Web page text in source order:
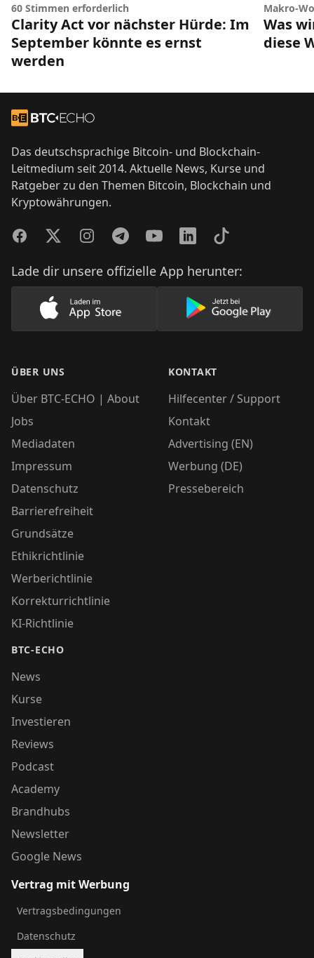
60 Stimmen erforderlich
Clarity Act vor nächster Hürde: Im
September könnte es ernst
werden
Makro-
Was
diese
Zur Startseite
Das deutschsprachige Bitcoin- und Blockchain-
Leitmedium seit 2014. Aktuelle News, Kurse und
Ratgeber zu den Themen Bitcoin, Blockchain und
Kryptowährungen.
FacebookTwitterInstagramTelegramYouTubeLinkedInTikTok
Lade dir unsere offizielle App herunter:
Lade unsere App im AppStore herunter
Lade unsere
ÜBER UNS
Über BTC-ECHO | About
Jobs
Mediadaten
Impressum
Datenschutz
Barrierefreiheit
Grundsätze
Ethikrichtlinie
Werberichtlinie
Korrekturrichtlinie
KI-Richtlinie
BTC-ECHO
News
Kurse
Investieren
Reviews
Podcast
Academy
Brandhubs
Newsletter
Google News
KONTAKT
Hilfecenter / Support
Kontakt
Advertising (EN)
Werbung (DE)
Pressebereich
Vertrag mit Werbung
Vertragsbedingungen
Datenschutz